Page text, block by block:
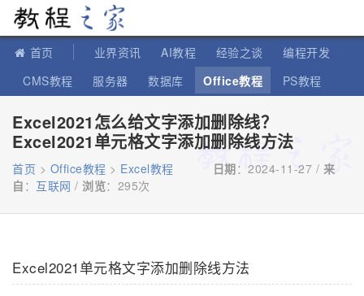
首页 业界资讯 AI教程 经验之谈
编程开发
CMS教程
服务器 数据库 Office教程
PS教程
Excel2021怎么给文字添加删除线？
Excel2021单元格文字添加删除线方法
首页 > Office教程 > Excel教程 日期：2024-11-27 / 来
自 ： 互联网 / 浏览： 295次
Excel2021单元格文字添加删除线方法